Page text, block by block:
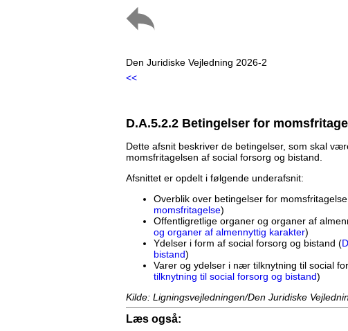
Den Juridiske Vejledning 2026-2
<<
D.A.5.2.2 Betingelser for
Dette afsnit beskriver de betingelser, som skal
momsfritagelsen af social forsorg og bistand.
Afsnittet er opdelt i følgende underafsnit:
Overblik over betingelser for
momsfritagelse)
Offentligretlige organer og organer af
og organer af almennyttig karakter)
Ydelser i form af social forsorg og bistand (
bistand)
Varer og ydelser i nær tilknytning til social
tilknytning til social forsorg og bistand)
Kilde: Ligningsvejledningen/Den Juridiske
Læs også: